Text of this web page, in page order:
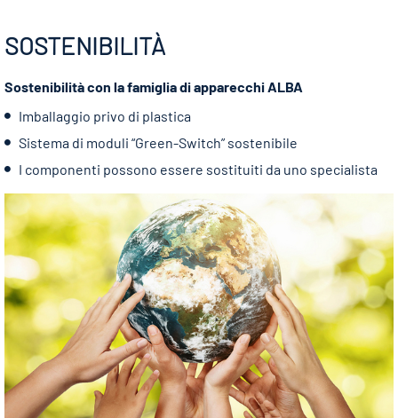
SOSTENIBILITÀ
Sostenibilità con la famiglia di apparecchi ALBA
Imballaggio privo di plastica
Sistema di moduli “Green-Switch” sostenibile
I componenti possono essere sostituiti da uno specialista